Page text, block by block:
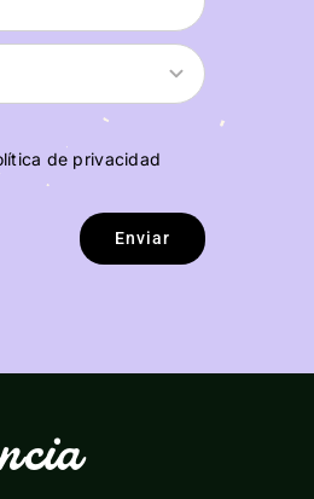
de privacidad
Enviar